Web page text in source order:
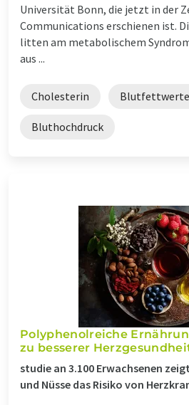
Universität Bonn, die jetzt in der
Communications erschienen ist.
litten am metabolischem
aus ...
Cholesterin Blutfettwerte
Bluthochdruck
Polyphenolreiche
zu besserer
studie an 3.100 Erwachsenen
und Nüsse das Risiko von